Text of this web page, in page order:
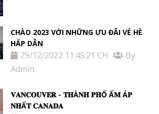
CHÀO 2023 VỚI NHỮNG ƯU ĐÃI VÉ HÈ
HẤP DẪN
29/12/2022 11:45:21 CH
By
Admin
𝐕𝐀𝐍𝐂𝐎𝐔𝐕𝐄𝐑 - 𝐓𝐇À𝐍𝐇 𝐏𝐇Ố Ấ𝐌 Á𝐏
𝐍𝐇Ấ𝐓 𝐂𝐀𝐍𝐀𝐃𝐀